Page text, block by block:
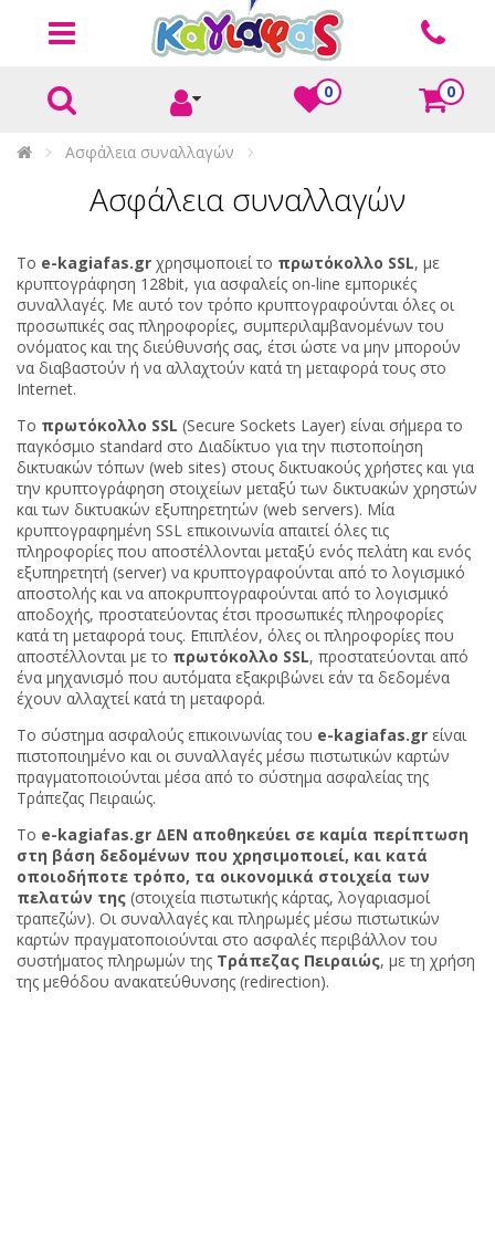
0 0
Ασφάλεια συναλλαγών
Ασφάλεια συναλλαγών
To e-kagiafas.gr χρησιμοποιεί το πρωτόκολλο SSL, με
κρυπτογράφηση 128bit, για ασφαλείς on-line εμπορικές
συναλλαγές. Με αυτό τον τρόπο κρυπτογραφούνται όλες οι
προσωπικές σας πληροφορίες, συμπεριλαμβανομένων του
ονόματος και της διεύθυνσής σας, έτσι ώστε να μην μπορούν
να διαβαστούν ή να αλλαχτούν κατά τη μεταφορά τους στο
Internet.
Το πρωτόκολλο SSL (Secure Sockets Layer) είναι σήμερα το
παγκόσμιο standard στο Διαδίκτυο για την πιστοποίηση
δικτυακών τόπων (web sites) στους δικτυακούς χρήστες και για
την κρυπτογράφηση στοιχείων μεταξύ των δικτυακών χρηστών
και των δικτυακών εξυπηρετητών (web servers). Μία
κρυπτογραφημένη SSL επικοινωνία απαιτεί όλες τις
πληροφορίες που αποστέλλονται μεταξύ ενός πελάτη και ενός
εξυπηρετητή (server) να κρυπτογραφούνται από το λογισμικό
αποστολής και να αποκρυπτογραφούνται από το λογισμικό
αποδοχής, προστατεύοντας έτσι προσωπικές πληροφορίες
κατά τη μεταφορά τους. Επιπλέον, όλες οι πληροφορίες που
αποστέλλονται με το πρωτόκολλο SSL, προστατεύονται από
ένα μηχανισμό που αυτόματα εξακριβώνει εάν τα δεδομένα
έχουν αλλαχτεί κατά τη μεταφορά.
Το σύστημα ασφαλούς επικοινωνίας του e-kagiafas.gr είναι
πιστοποιημένο και οι συναλλαγές μέσω πιστωτικών καρτών
πραγματοποιούνται μέσα από το σύστημα ασφαλείας της
Τράπεζας Πειραιώς.
Το e-kagiafas.gr ΔΕΝ αποθηκεύει σε καμία περίπτωση
στη βάση δεδομένων που χρησιμοποιεί, και κατά
οποιοδήποτε τρόπο, τα οικονομικά στοιχεία των
πελατών της (στοιχεία πιστωτικής κάρτας, λογαριασμοί
τραπεζών). Οι συναλλαγές και πληρωμές μέσω πιστωτικών
καρτών πραγματοποιούνται στο ασφαλές περιβάλλον του
συστήματος πληρωμών της Τράπεζας Πειραιώς, με τη χρήση
της μεθόδου ανακατεύθυνσης (redirection).